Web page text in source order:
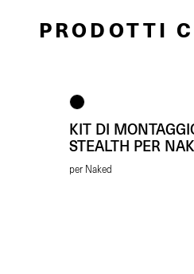
PRODOTTI
KIT DI
STEALTH PER
per Naked